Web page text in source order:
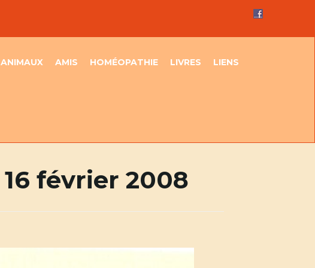
ANIMAUX AMIS HOMÉOPATHIE LIVRES LIENS
16 février 2008